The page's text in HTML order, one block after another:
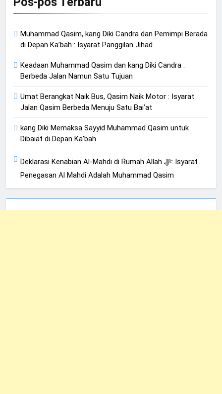
Muhammad Qasim, kang Diki Candra dan Pemimpi Berada
di Depan Ka’bah : Isyarat Panggilan Jihad
Keadaan Muhammad Qasim dan kang Diki Candra :
Berbeda Jalan Namun Satu Tujuan
Umat Berangkat Naik Bus, Qasim Naik Motor : Isyarat
Jalan Qasim Berbeda Menuju Satu Bai’at
kang Diki Memaksa Sayyid Muhammad Qasim untuk
Dibaiat di Depan Ka’bah
Deklarasi Kenabian Al-Mahdi di Rumah Allah ﷻ: Isyarat
Penegasan Al Mahdi Adalah Muhammad Qasim